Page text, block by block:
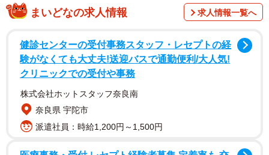
ていました。温もりあふれるほっこりした投稿に「あたし
いうリプライが国内外から寄せられました。
まいどなの求人情報 求人情報一覧へ
健診センターの受付事務スタッフ・レセプトの経
験がなくても大丈夫!送迎バスで通勤便利/大人気!
クリニックでの受付や事務
株式会社ホットスタッフ奈良南
奈良県 宇陀市
派遣社員：時給1,200円～1,500円